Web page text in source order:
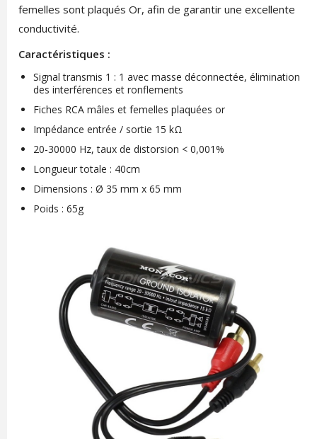
femelles sont plaqués Or, afin de garantir une excellente
conductivité.
Caractéristiques :
Signal transmis 1 : 1 avec masse déconnectée, élimination
des interférences et ronflements
Fiches RCA mâles et femelles plaquées or
Impédance entrée / sortie 15 kΩ
20-30000 Hz, taux de distorsion < 0,001%
Longueur totale : 40cm
Dimensions : Ø 35 mm x 65 mm
Poids : 65g